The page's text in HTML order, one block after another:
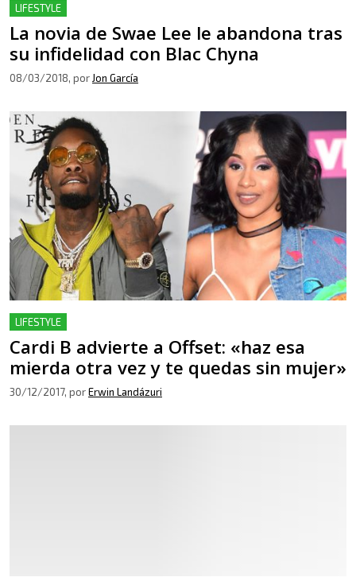
LIFESTYLE
La novia de Swae Lee le abandona tras
su infidelidad con Blac Chyna
08/03/2018, por Jon García
LIFESTYLE
Cardi B advierte a Offset: «haz esa
mierda otra vez y te quedas sin mujer»
30/12/2017, porErwin Landázuri